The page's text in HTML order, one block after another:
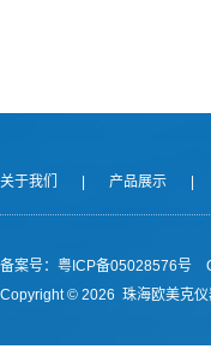
关于我们 产品展示
备案号： 粤ICP备05028576号
Copyright © 2026 珠海欧美克